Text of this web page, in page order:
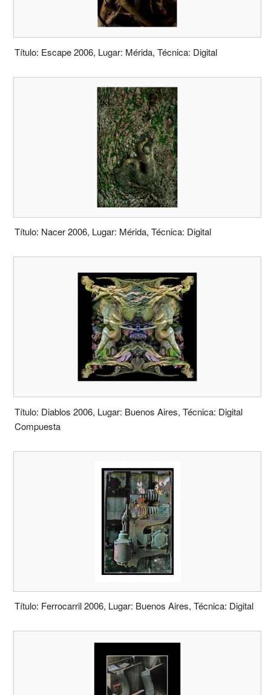
Título: Escape 2006, Lugar: Mérida, Técnica: Digital
Título: Nacer 2006, Lugar: Mérida, Técnica: Digital
Título: Diablos 2006, Lugar: Buenos Aires, Técnica: Digital
Compuesta
Título: Ferrocarril 2006, Lugar: Buenos Aires, Técnica: Digital